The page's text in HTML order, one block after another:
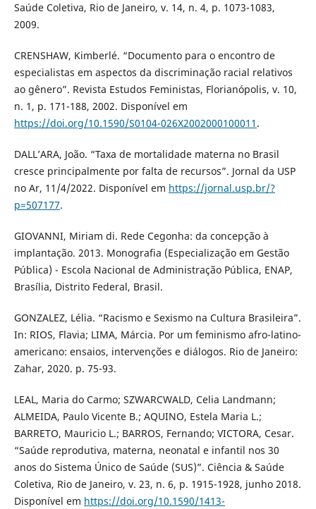
Saúde Coletiva, Rio de Janeiro, v. 14, n. 4, p. 1073-1083,
2009.
CRENSHAW, Kimberlé. “Documento para o encontro de
especialistas em aspectos da discriminação racial relativos
ao gênero”. Revista Estudos Feministas, Florianópolis, v. 10,
n. 1, p. 171-188, 2002. Disponível em
https://doi.org/10.1590/S0104-026X2002000100011 .
DALL’ARA, João. “Taxa de mortalidade materna no Brasil
cresce principalmente por falta de recursos”. Jornal da USP
no Ar, 11/4/2022. Disponível em https://jornal.usp.br/?
p=507177.
GIOVANNI, Miriam di. Rede Cegonha: da concepção à
implantação. 2013. Monografia (Especialização em Gestão
Pública) - Escola Nacional de Administração Pública, ENAP,
Brasília, Distrito Federal, Brasil.
GONZALEZ, Lélia. “Racismo e Sexismo na Cultura Brasileira”.
In: RIOS, Flavia; LIMA, Márcia. Por um feminismo afro-latino-
americano: ensaios, intervenções e diálogos. Rio de Janeiro:
Zahar, 2020. p. 75-93.
LEAL, Maria do Carmo; SZWARCWALD, Celia Landmann;
ALMEIDA, Paulo Vicente B.; AQUINO, Estela Maria L.;
BARRETO, Mauricio L.; BARROS, Fernando; VICTORA, Cesar.
“Saúde reprodutiva, materna, neonatal e infantil nos 30
anos do Sistema Único de Saúde (SUS)”. Ciência & Saúde
Coletiva, Rio de Janeiro, v. 23, n. 6, p. 1915-1928, junho 2018.
Disponível em https://doi.org/10.1590/1413-